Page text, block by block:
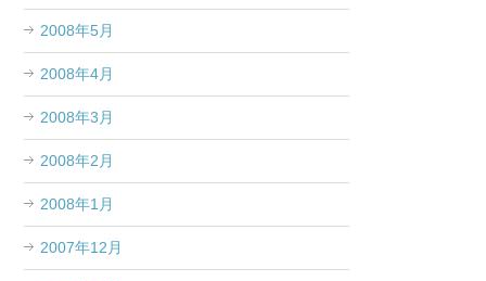
2008年5月
2008年4月
2008年3月
2008年2月
2008年1月
2007年12月